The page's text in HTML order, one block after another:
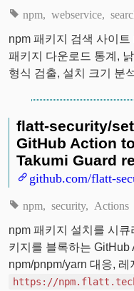
npm webservice
npm 패키지 검색 사이트
패키지 다운로드 통계,
형식 검출, 설치 크기 분
flatt-security/
GitHub Action
Takumi Guard
github.com/flatt-
npm security Actions
npm 패키지 설치를 시
키지를 블록하는 GitHub
npm/pnpm/yarn 대응, 레
https://